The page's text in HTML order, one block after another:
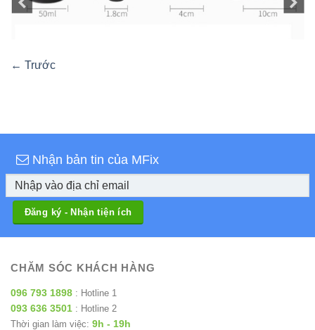
← Trước
Nhận bản tin của MFix
CHĂM SÓC KHÁCH HÀNG
096 793 1898 : Hotline 1
093 636 3501 : Hotline 2
Thời gian làm việc: 9h - 19h